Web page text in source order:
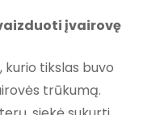
įvairovę
kurio tikslas buvo
trūkumą.